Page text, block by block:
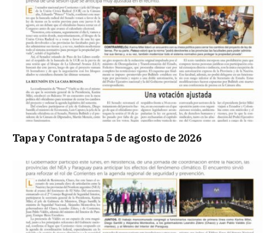
Tapa y Contratapa 5 de agosto de 2026